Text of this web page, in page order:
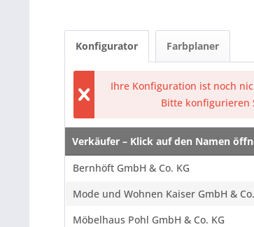
Konfigurator Farbplaner
Ihre Konfiguration ist noch
Bitte konfigurieren
Verkäufer – Klick auf den Namen
Verkäufer – Klick auf den Namen
Bernhöft GmbH & Co. KG
Mode und Wohnen Kaiser GmbH &
Möbelhaus Pohl GmbH & Co. KG